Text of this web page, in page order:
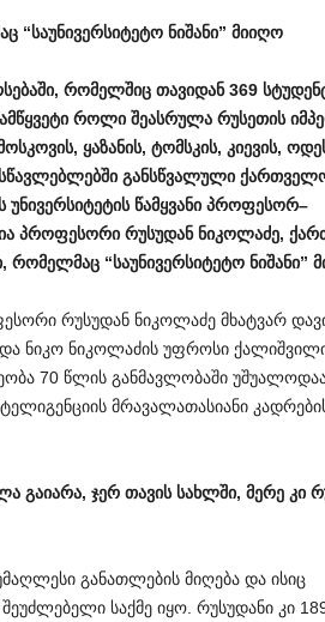
“საუნივერსიტეტო ნიშანი” მიიღო
, რომელშიც თავიდან369
როლი შეასრულა რუსეთის
, ყაზანის, ტომსკის, კიევის,
განსწვალული
უნივერსიტეტის წამყვანი პროფესორ–
პროფესორი რუსუდან ნიკოლაძე,
, რომელმაც“საუნივერსიტეტო ნიშანი”
რუსუდან ნიკოლაძე მხატვარ
ნიკო ნიკოლაძის უფროსი
70 წლის განმავლობაში
მრავალათასიანი
გაიარა, ჯერ თავის სახლში, მერე კი
განათლების მიღება და ისიც
საქმე იყო. რუსუდანი კი